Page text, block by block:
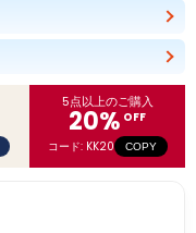
5点以上のご購入
20% OFF
コード: KK20
COPY